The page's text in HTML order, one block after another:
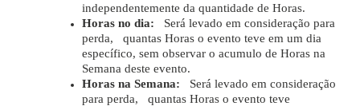
independentemente da quantidade de Horas.
Horas no dia: Será levado em consideração para
perda, quantas Horas o evento teve em um dia
específico, sem observar o acumulo de Horas na
Semana deste evento.
Horas na Semana: Será levado em consideração
para perda, quantas Horas o evento teve